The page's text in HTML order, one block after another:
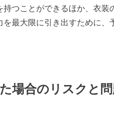
つことができるほか、衣装
最大限に引き出すために、
場合のリスクと